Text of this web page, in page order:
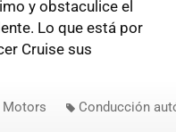
y obstaculice el
Lo que está por
Cruise sus
Motors Conducción